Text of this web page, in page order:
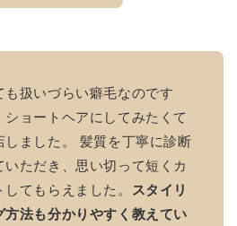
も扱いづらい癖毛なのです
ショートヘアにしてみたくて
しました。 髪質を丁寧に診断
いただき、思い切って短くカ
してもらえました。 スタイリ
方法も分かりやすく教えてい